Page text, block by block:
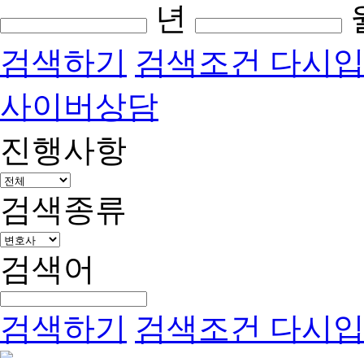
년
검색하기 검색조건 다시
사이버상담
진행사항
검색종류
검색어
검색하기 검색조건 다시